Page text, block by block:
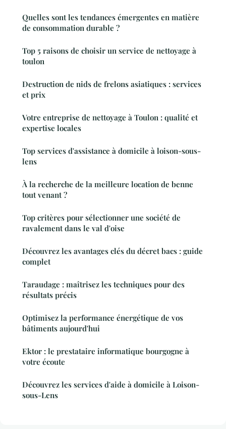
Quelles sont les tendances émergentes en matière
de consommation durable ?
Top 5 raisons de choisir un service de nettoyage à
toulon
Destruction de nids de frelons asiatiques : services
et prix
Votre entreprise de nettoyage à Toulon : qualité et
expertise locales
Top services d'assistance à domicile à loison-sous-
lens
À la recherche de la meilleure location de benne
tout venant ?
Top critères pour sélectionner une société de
ravalement dans le val d'oise
Découvrez les avantages clés du décret bacs : guide
complet
Taraudage : maîtrisez les techniques pour des
résultats précis
Optimisez la performance énergétique de vos
bâtiments aujourd'hui
Ektor : le prestataire informatique bourgogne à
votre écoute
Découvrez les services d'aide à domicile à Loison-
sous-Lens